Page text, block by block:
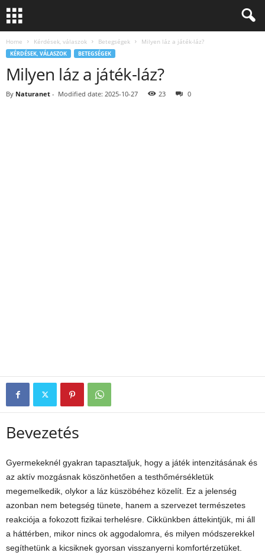
Home Kérdések, válaszok Betegségek Milyen láz a játék-láz?
KÉRDÉSEK, VÁLASZOK BETEGSÉGEK
Milyen láz a játék-láz?
By Naturanet - Modified date: 2025-10-27 23 0
Bevezetés
Gyermekeknél gyakran tapasztaljuk, hogy a játék intenzitásának és
az aktív mozgásnak köszönhetően a testhőmérsékletük
megemelkedik, olykor a láz küszöbéhez közelít. Ez a jelenség
azonban nem betegség tünete, hanem a szervezet természetes
reakciója a fokozott fizikai terhelésre. Cikkünkben áttekintjük, mi áll
a háttérben, mikor nincs ok aggodalomra, és milyen módszerekkel
segíthetünk a kicsiknek gyorsan visszanyerni komfortérzetüket.